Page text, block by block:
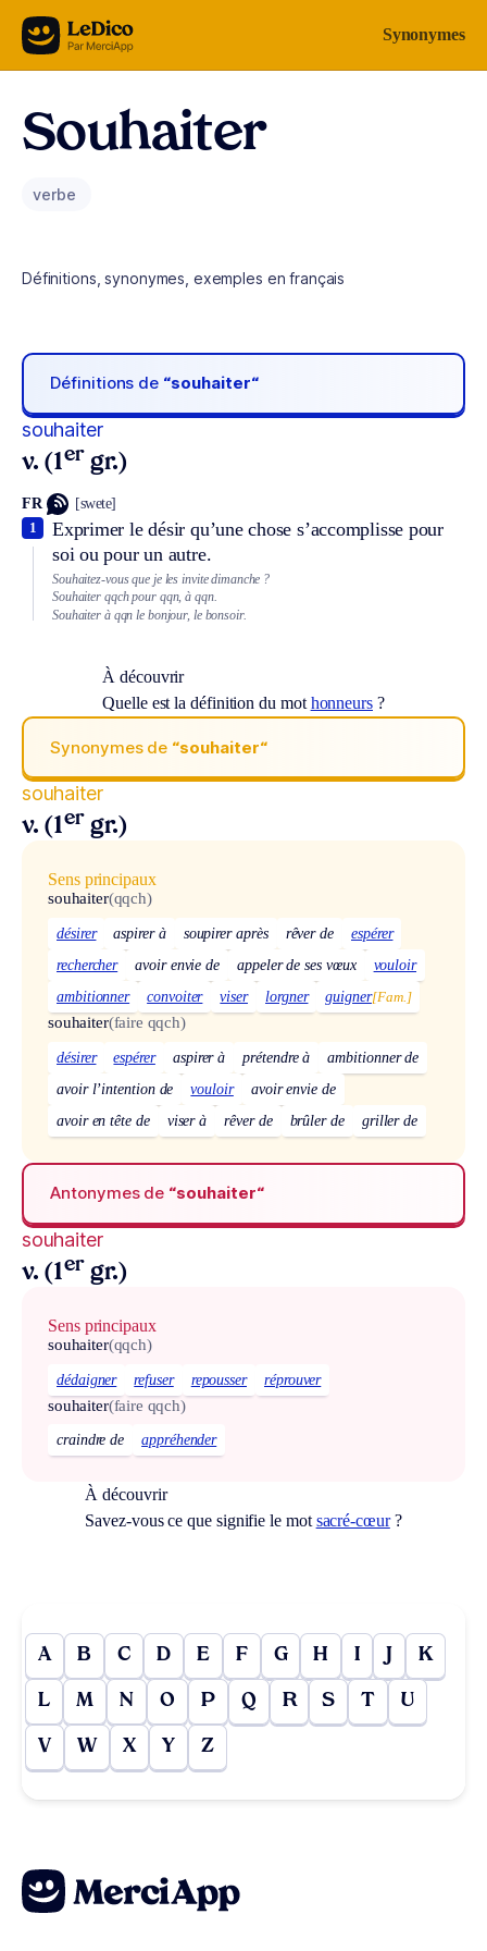
Aller au contenu Synonymes
Souhaiter
verbe
Définitions, synonymes, exemples en français
Définitions de “souhaiter“
souhaiter
v. (1er gr.)
FR [swete]
Exprimer le désir qu’une chose s’accomplisse pour
soi ou pour un autre.
1
Souhaitez-vous que je les invite dimanche ?
Souhaiter qqch pour qqn, à qqn.
Souhaiter à qqn le bonjour, le bonsoir.
À découvrir
Quelle est la définition du mothonneurs?
Synonymes de “souhaiter“
souhaiter
v. (1er gr.)
Sens principaux
souhaiter(qqch)
désirer aspirer à soupirer après rêver de
espérer
rechercher
avoir envie de appeler de ses vœux
vouloir
ambitionner
convoiter viser lorgner guigner[Fam.]
souhaiter(faire qqch)
désirer espérer aspirer à prétendre à
ambitionner de
avoir l’intention de
vouloir
avoir envie de
avoir en tête de
viser à rêver de brûler de griller de
Antonymes de “souhaiter“
souhaiter
v. (1er gr.)
Sens principaux
souhaiter(qqch)
dédaigner refuser repousser réprouver
souhaiter(faire qqch)
craindre de appréhender
À découvrir
Savez-vous ce que signifie le motsacré-cœur?
A B C D E F G H I J K
L M N O P Q R S T U
V W X Y Z